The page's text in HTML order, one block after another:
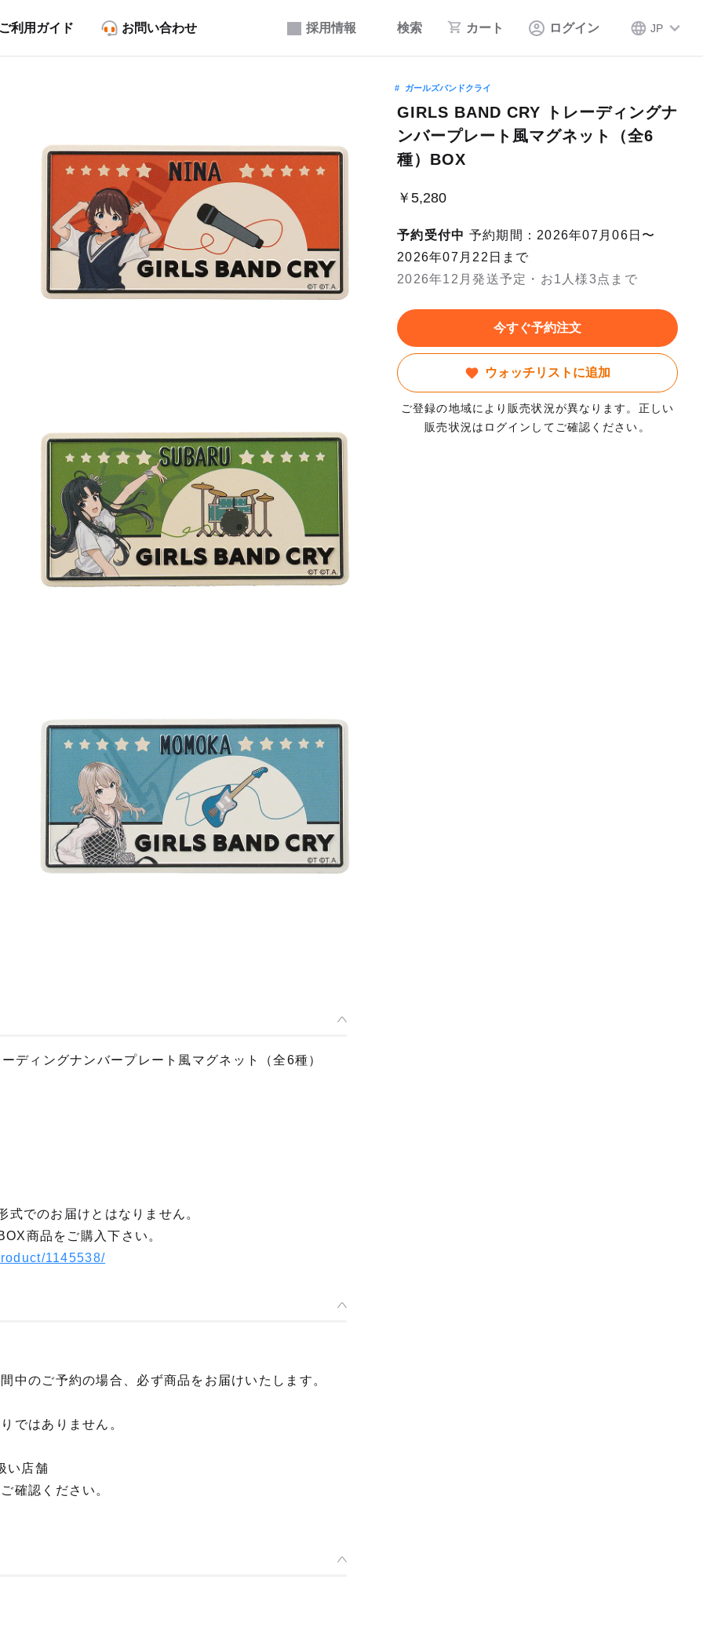
採用情報 検索 カート ログイン JP
利用ガイド お問い合わせ
ガールズバンドクライ
GIRLS BAND CRY トレーディングナ
ンバープレート風マグネット（全6
種）BOX
￥5,280
予約受付中 予約期間：2026年07月06日〜
2026年07月22日まで
2026年12月発送予定・お1人様3点まで
今すぐ予約注文
ウォッチリストに追加
ご登録の地域により販売状況が異なります。正しい
販売状況はログインしてご確認ください。
ィングナンバープレート風マグネット（全6種）
でのお届けとはなりません。
商品をご購入下さい。
1145538/
中のご予約の場合、必ず商品をお届けいたします。
ではありません。
い店舗
確認ください。